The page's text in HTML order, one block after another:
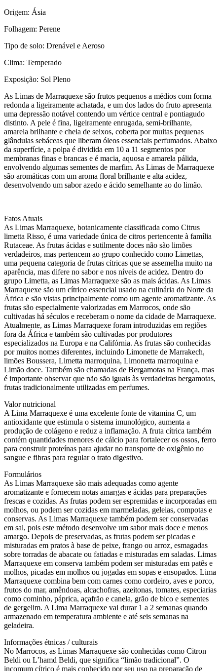
Origem: Ásia
Folhagem: Perene
Tipo de solo: Drenável e Aeroso
Clima: Temperado
Exposição: Sol Pleno
As Limas de Marraquexe são frutos pequenos a médios com forma
redonda a ligeiramente achatada, e um dos lados do fruto apresenta
uma depressão notável contendo um vértice central e pontiagudo
distinto. A pele é fina, ligeiramente enrugada, semi-brilhante,
amarela brilhante e cheia de seixos, coberta por muitas pequenas
glândulas sebáceas que liberam óleos essenciais perfumados. Abaixo
da superfície, a polpa é dividida em 10 a 11 segmentos por
membranas finas e brancas e é macia, aquosa e amarela pálida,
envolvendo algumas sementes de marfim. As Limas de Marraquexe
são aromáticas com um aroma floral brilhante e alta acidez,
desenvolvendo um sabor azedo e ácido semelhante ao do limão.
Fatos Atuais
As Limas Marraquexe, botanicamente classificada como Citrus
limetta Risso, é uma variedade única de citros pertencente à família
Rutaceae. As frutas ácidas e sutilmente doces não são limões
verdadeiros, mas pertencem ao grupo conhecido como Limettas,
uma pequena categoria de frutas cítricas que se assemelha muito na
aparência, mas difere no sabor e nos níveis de acidez. Dentro do
grupo Limetta, as Limas Marraquexe são as mais ácidas. As Limas
Marraquexe são um cítrico essencial usado na culinária do Norte da
África e são vistas principalmente como um agente aromatizante. As
frutas são especialmente valorizadas em Marrocos, onde são
cultivadas há séculos e receberam o nome da cidade de Marraquexe.
Atualmente, as Limas Marraquexe foram introduzidas em regiões
fora da África e também são cultivadas por produtores
especializados na Europa e na Califórnia. As frutas são conhecidas
por muitos nomes diferentes, incluindo Limonette de Marrakech,
limões Boussera, Limetta marroquina, Limonetta marroquina e
Limão doce. Também são chamadas de Bergamotas na França, mas
é importante observar que não são iguais às verdadeiras bergamotas,
frutas tradicionalmente utilizadas em perfumes.
Valor nutricional
A Lima Marraquexe é uma excelente fonte de vitamina C, um
antioxidante que estimula o sistema imunológico, aumenta a
produção de colágeno e reduz a inflamação. A fruta cítrica também
contém quantidades menores de cálcio para fortalecer os ossos, ferro
para construir proteínas para ajudar no transporte de oxigênio no
sangue e fibras para regular o trato digestivo.
Formulários
As Limas Marraquexe são mais adequadas como agente
aromatizante e fornecem notas amargas e ácidas para preparações
frescas e cozidas. As frutas podem ser espremidas e incorporadas em
molhos, ou podem ser cozidas em marmeladas, geleias, compotas e
conservas. As Limas Marraquexe também podem ser conservadas
em sal, pois este método desenvolve um sabor mais doce e menos
amargo. Depois de preservadas, as frutas podem ser picadas e
misturadas em pratos à base de peixe, frango ou arroz, esmagadas
sobre torradas de abacate ou fatiadas e misturadas em saladas. Limas
Marraquexe em conserva também podem ser misturadas em patês e
molhos, picadas em molhos ou jogadas em sopas e ensopados. Lima
Marraquexe combina bem com carnes como cordeiro, aves e porco,
frutos do mar, amêndoas, alcachofras, azeitonas, tomates, especiarias
como cominho, páprica, açafrão e canela, grão de bico e sementes
de gergelim. A Lima Marraquexe vai durar 1 a 2 semanas quando
armazenado em temperatura ambiente e até seis semanas na
geladeira.
Informações étnicas / culturais
No Marrocos, as Limas Marraquexe são conhecidas como Citron
Beldi ou L’hamd Beldi, que significa “limão tradicional”. O
incomum cítrico é mais conhecido por seu uso na preparação de